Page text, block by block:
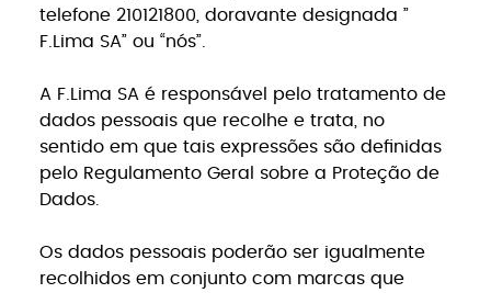
telefone 210121800, doravante designada ”
F.Lima SA” ou “nós”.
A F.Lima SA é responsável pelo tratamento de
dados pessoais que recolhe e trata, no
sentido em que tais expressões são definidas
pelo Regulamento Geral sobre a Proteção de
Dados.
Os dados pessoais poderão ser igualmente
recolhidos em conjunto com marcas que